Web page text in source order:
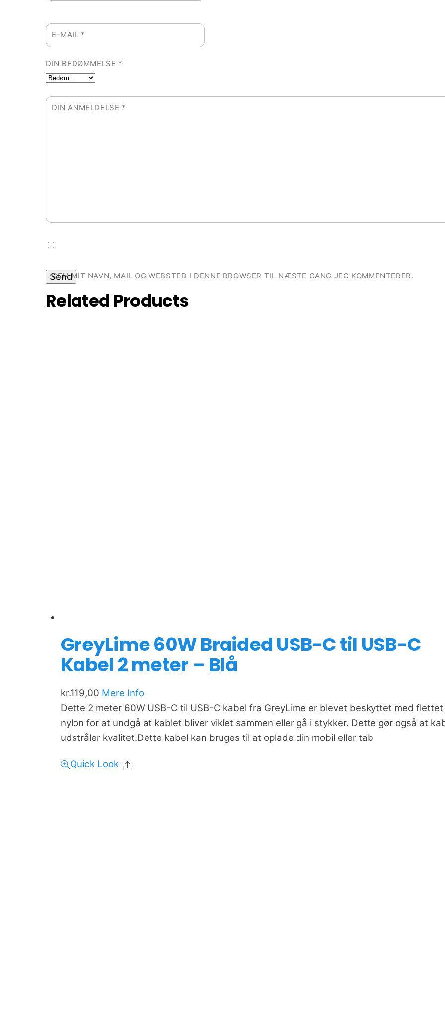
E-MAIL *
DIN BEDØMMELSE *
DIN ANMELDELSE *
GEM MIT NAVN, MAIL OG WEBSTED I DENNE BROWSER TIL NÆSTE GANG JEG KOMMENTERER.
Related Products
GreyLime 60W Braided USB-C til USB-C
Kabel 2 meter – Blå
kr.119,00 Mere Info
Dette 2 meter 60W USB-C til USB-C kabel fra GreyLime er blevet beskyttet med flettet
nylon for at undgå at kablet bliver viklet sammen eller gå i stykker. Dette gør også at
udstråler kvalitet.Dette kabel kan bruges til at oplade din mobil eller tab
Quick Look Share